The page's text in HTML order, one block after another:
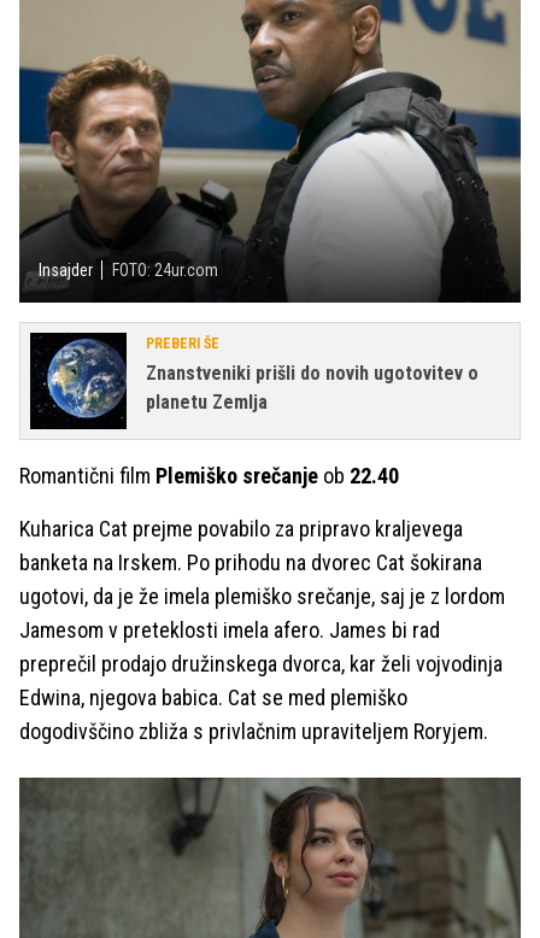
Insajder FOTO: 24ur.com
PREBERI ŠE
Znanstveniki prišli do novih ugotovitev o
planetu Zemlja
Romantični film Plemiško srečanje ob 22.40
Kuharica Cat prejme povabilo za pripravo kraljevega
banketa na Irskem. Po prihodu na dvorec Cat šokirana
ugotovi, da je že imela plemiško srečanje, saj je z lordom
Jamesom v preteklosti imela afero. James bi rad
preprečil prodajo družinskega dvorca, kar želi vojvodinja
Edwina, njegova babica. Cat se med plemiško
dogodivščino zbliža s privlačnim upraviteljem Roryjem.